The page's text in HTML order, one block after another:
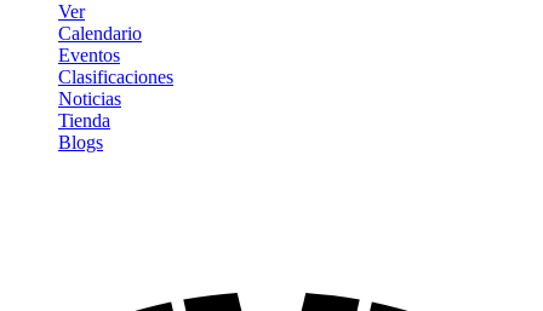
Ver
Calendario
Eventos
Clasificaciones
Noticias
Tienda
Blogs